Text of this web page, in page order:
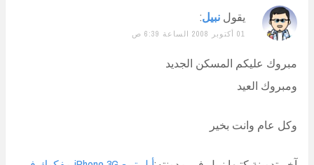
يقول نبيل:
01 أكتوبر 2008 الساعة 6:39 ص
مبروك عليكم المسكن الجديد
ومبروك العيد
وكل عام وانت بخير